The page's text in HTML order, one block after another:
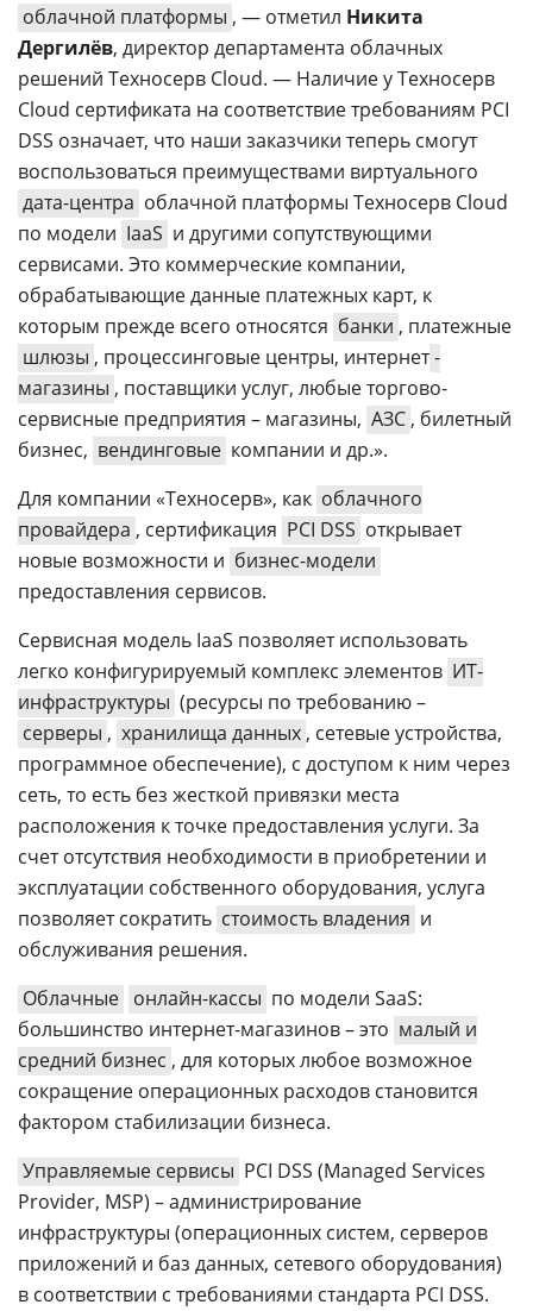
облачной платформы , — отметил Никита
Дергилёв, директор департамента облачных
решений Техносерв Cloud. — Наличие у Техносерв
Cloud сертификата на соответствие требованиям PCI
DSS означает, что наши заказчики теперь смогут
воспользоваться преимуществами виртуального
дата-центра облачной платформы Техносерв Cloud
по модели IaaS и другими сопутствующими
сервисами. Это коммерческие компании,
обрабатывающие данные платежных карт, к
которым прежде всего относятся банки , платежные
шлюзы , процессинговые центры, интернет-
магазины , поставщики услуг, любые торгово-
сервисные предприятия – магазины, АЗС , билетный
бизнес, вендинговые компании и др.».
Для компании «Техносерв», как облачного
провайдера , сертификация PCI DSS открывает
новые возможности и бизнес-модели
предоставления сервисов.
Сервисная модель IaaS позволяет использовать
легко конфигурируемый комплекс элементов ИТ-
инфраструктуры (ресурсы по требованию –
серверы , хранилища данных , сетевые устройства,
программное обеспечение), с доступом к ним через
сеть, то есть без жесткой привязки места
расположения к точке предоставления услуги. За
счет отсутствия необходимости в приобретении и
эксплуатации собственного оборудования, услуга
позволяет сократить стоимость владения и
обслуживания решения.
Облачные онлайн-кассы по модели SaaS:
большинство интернет-магазинов – это малый и
средний бизнес , для которых любое возможное
сокращение операционных расходов становится
фактором стабилизации бизнеса.
Управляемые сервисы PCI DSS (Managed Services
Provider, MSP) – администрирование
инфраструктуры (операционных систем, серверов
приложений и баз данных, сетевого оборудования)
в соответствии с требованиями стандарта PCI DSS.